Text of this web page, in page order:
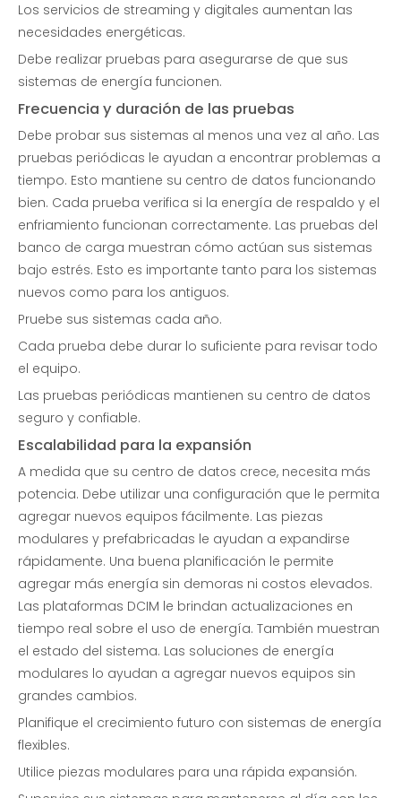
Banco de carga inductivo Multi Tap
Preguntar Preguntar
Banco de carga portátil de la resistencia de la prueba de la fuente de alimentación del almacenamiento de energía 90KVA
Los servicios de streaming y digitales aumentan las
necesidades energéticas.
Debe realizar pruebas para asegurarse de que sus
sistemas de energía funcionen.
Frecuencia y duración de las pruebas
Debe probar sus sistemas al menos una vez al año. Las
pruebas periódicas le ayudan a encontrar problemas a
tiempo. Esto mantiene su centro de datos funcionando
bien. Cada prueba verifica si la energía de respaldo y el
enfriamiento funcionan correctamente. Las pruebas del
banco de carga muestran cómo actúan sus sistemas
bajo estrés. Esto es importante tanto para los sistemas
nuevos como para los antiguos.
Pruebe sus sistemas cada año.
Cada prueba debe durar lo suficiente para revisar todo
el equipo.
Las pruebas periódicas mantienen su centro de datos
seguro y confiable.
Escalabilidad para la expansión
A medida que su centro de datos crece, necesita más
potencia. Debe utilizar una configuración que le permita
agregar nuevos equipos fácilmente. Las piezas
modulares y prefabricadas le ayudan a expandirse
rápidamente. Una buena planificación le permite
agregar más energía sin demoras ni costos elevados.
Las plataformas DCIM le brindan actualizaciones en
tiempo real sobre el uso de energía. También muestran
el estado del sistema. Las soluciones de energía
modulares lo ayudan a agregar nuevos equipos sin
grandes cambios.
Planifique el crecimiento futuro con sistemas de energía
flexibles.
Utilice piezas modulares para una rápida expansión.